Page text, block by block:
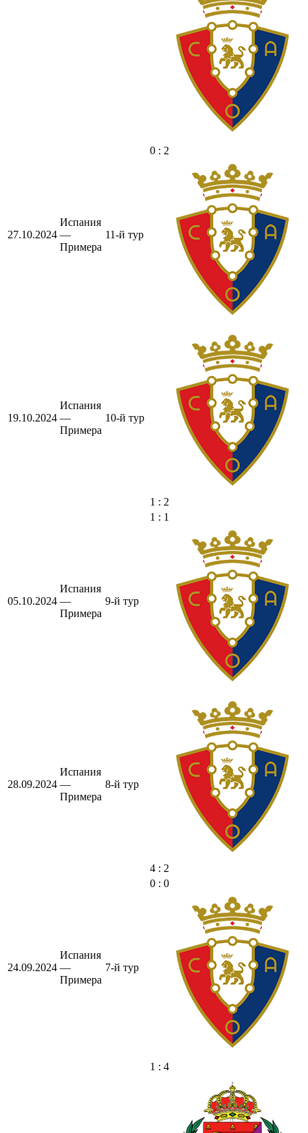
27.10.2024
Испания
—
Примера
11-й тур
0 : 2
19.10.2024
Испания
—
Примера
10-й тур
1 : 2
05.10.2024
Испания
—
Примера
9-й тур
1 : 1
28.09.2024
Испания
—
Примера
8-й тур
4 : 2
24.09.2024
Испания
—
Примера
7-й тур
0 : 0
1 : 4